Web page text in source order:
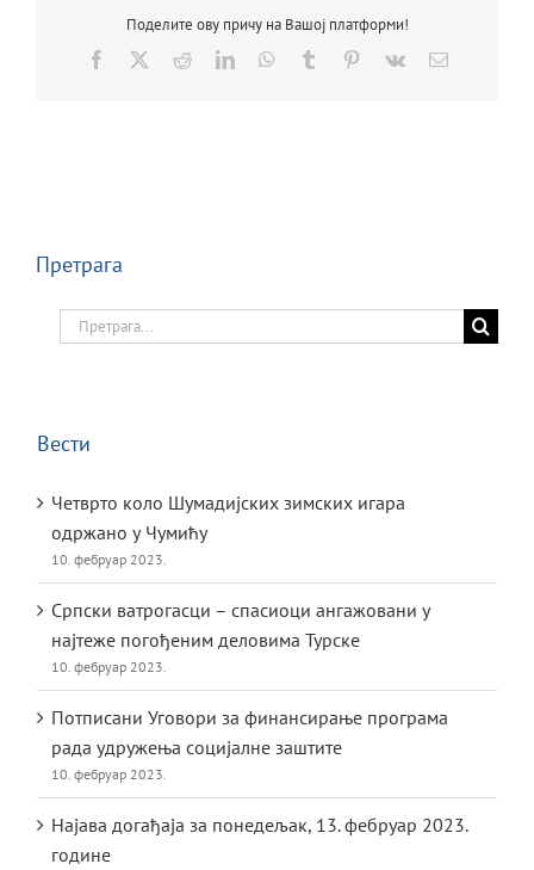
Поделите ову причу на Вашој платформи!
Facebook RedditLinkedInWhatsApp
Tumblr Pinterest
Vk Email
Претрага
Search
for:
Вести
Четврто коло Шумадијских зимских игара
одржано у Чумићу
10. фебруар 2023.
Српски ватрогасци – спасиоци ангажовани у
најтеже погођеним деловима Турске
10. фебруар 2023.
Потписани Уговори за финансирање програма
рада удружења социјалне заштите
10. фебруар 2023.
Најава догађаја за понедељак, 13. фебруар 2023.
године